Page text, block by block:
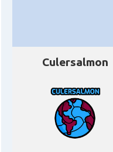
Culersalmon